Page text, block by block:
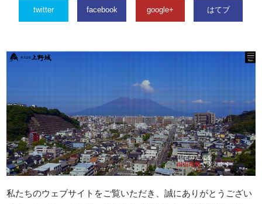
twitter facebook google+ はてブ
私たちのウェブサイトをご覧いただき、誠にありがとうござい